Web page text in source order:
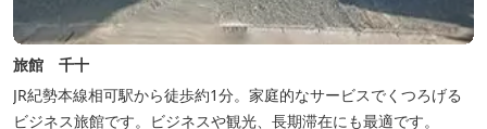
旅館 千十
JR紀勢本線相可駅から徒歩約1分。家庭的なサービスでくつろげる
ビジネス旅館です。ビジネスや観光、長期滞在にも最適です。